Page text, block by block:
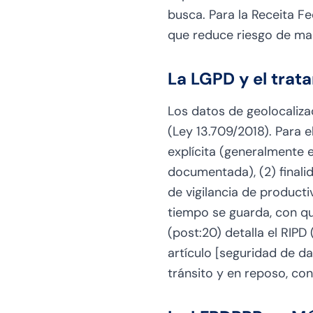
busca. Para la Receita
que reduce riesgo de
La LGPD y el
Los datos de
(Ley 13.709/2018). Para
explícita (generalmente
documentada), (2)
de vigilancia de
tiempo se guarda, con
(post:20) detalla el
artículo [seguridad de
tránsito y en reposo,